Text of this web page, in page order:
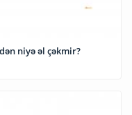
niyə əl çəkmir?